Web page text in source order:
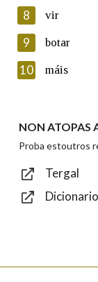
Lin e
Introduce o
Texto de
8 vir
9 botar
10 máis
NON ATOPAS
Proba estoutros
Tergal